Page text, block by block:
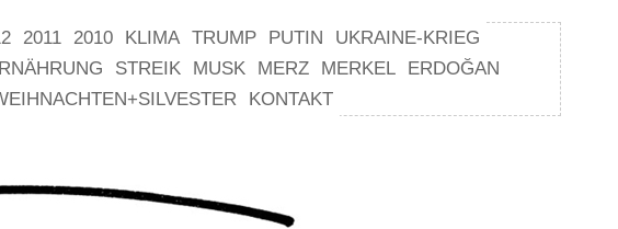
2011 2010 KLIMA TRUMP PUTIN
UKRAINE-KRIEG
STREIK MUSK MERZ MERKEL
ERDOĞAN
KONTAKT